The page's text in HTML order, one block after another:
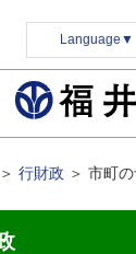
Language ▼
＞ 行財政 ＞ 市町